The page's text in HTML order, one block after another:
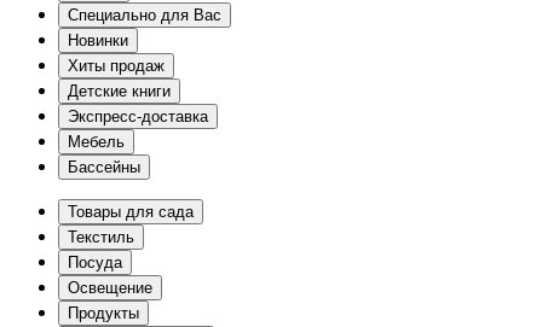
Специально для Вас
Новинки
Хиты продаж
Детские книги
Экспресс-доставка
Мебель
Бассейны
Товары для сада
Текстиль
Посуда
Освещение
Продукты